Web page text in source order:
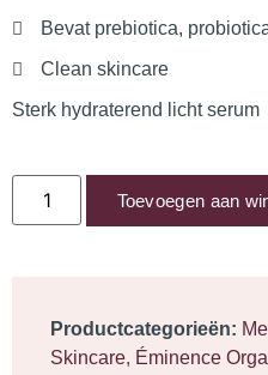
Bevat prebiotica,
Clean skincare
Sterk hydraterend licht serum
Toevoegen aan
Productcategorieën:
Skincare, Éminence